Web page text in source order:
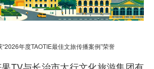
年度TAOTIE最佳文旅传播案例”荣誉